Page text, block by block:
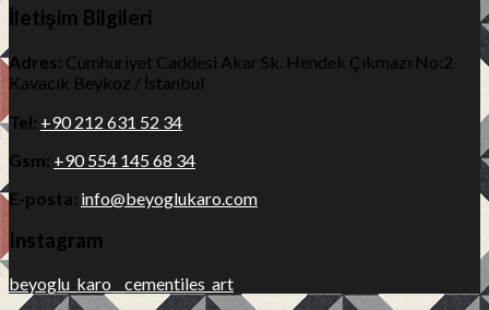
İletişim Bilgileri
Adres: Cumhuriyet Caddesi Akar Sk. Hendek Çıkmazı No:2
Kavacık Beykoz / İstanbul
Tel: +90 212 631 52 34
Gsm: +90 554 145 68 34
E-posta: info@beyoglukaro.com
Instagram
beyoglu_karo__cementiles_art